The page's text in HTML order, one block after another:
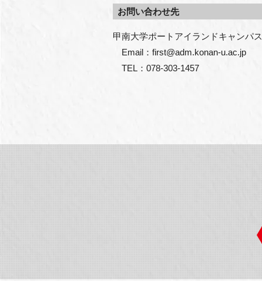
お問い合わせ先
甲南大学ポートアイランドキャンパス
Email：first@adm.konan-u.ac.jp
TEL：078-303-1457